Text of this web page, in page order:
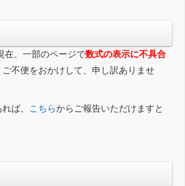
在、一部のページで数式の表示に不具合
不便をおかけして、申し訳ありませ
ば、 こちらからご報告いただけますと